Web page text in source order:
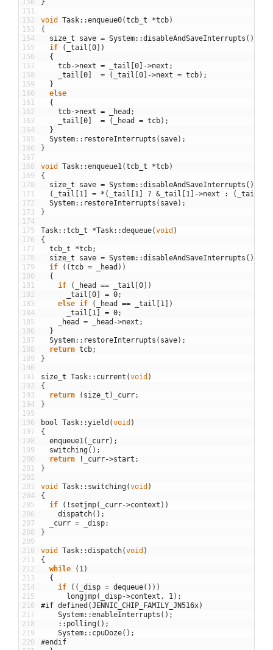
150
151
152
153
154
155
156
157
158
159
160
161
162
163
164
165
166
167
168
169
170
171
172
173
174
175
176
177
178
179
180
181
182
183
184
185
186
187
188
189
190
191
192
193
194
195
196
197
198
199
200
201
202
203
204
205
206
207
208
209
210
211
212
213
214
215
216
217
218
219
220
}
void Task::enqueue0(tcb_t *tcb)
{
size t save = System::disableAndSaveInterrupts ( )
if
( _tail 0
)
{
tcb->next = _tail 0 ->next ;
_tail 0 = ( _tail 0 ->next = tcb) ;
}
else
{
tcb->next = _head ;
_tail 0 = ( _head = tcb) ;
}
System:: restoreInterrupts ( save) ;
}
void Task::enqueue1(tcb_t *tcb)
{
size t save = System::disableAndSaveInterrupts ( )
(
_tail 1 = * ( _tail 1 ? & _tail 1 ->next : ( _tail
System:: restoreInterrupts ( save) ;
}
Task::tcb_t *Task::dequeue(void )
{
tcb_t
*tcb;
size t save = System::disableAndSaveInterrupts ( )
if
( (tcb = _head ) )
{
if
( _head == _tail 0
)
_tail 0 = 0;
else if ( _head == _tail 1
)
_tail
1 = 0;
_head
= _head ->next ;
}
System:: restoreInterrupts ( save) ;
return tcb;
}
size t Task:: current (void )
{
return
( size_t ) _curr;
}
bool Task::yield (void )
{
enqueue1( _curr) ;
switching( ) ;
return
! _curr->start ;
}
void Task:: switching(void )
{
if
( ! setjmp( _curr->context ) )
dispatch( ) ;
_curr = _disp;
}
void Task::dispatch(void )
{
while
( 1)
{
if
( ( _disp = dequeue( ) ) )
longjmp( _disp->context , 1) ;
#if defined(JENNIC_CHIP_FAMILY_JN516x)
System::enableInterrupts ( ) ;
:: polling( ) ;
System:: cpuDoze( ) ;
#endif